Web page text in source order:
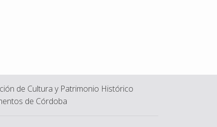
de Cultura y Patrimonio Histórico
de Córdoba